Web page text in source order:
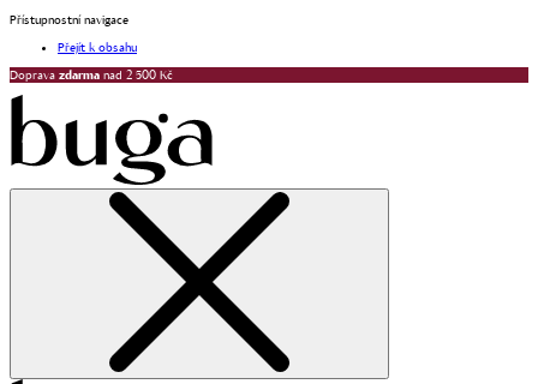
Přístupnostní navigace
Přejít k obsahu
Doprava zdarma nad 2 500 Kč